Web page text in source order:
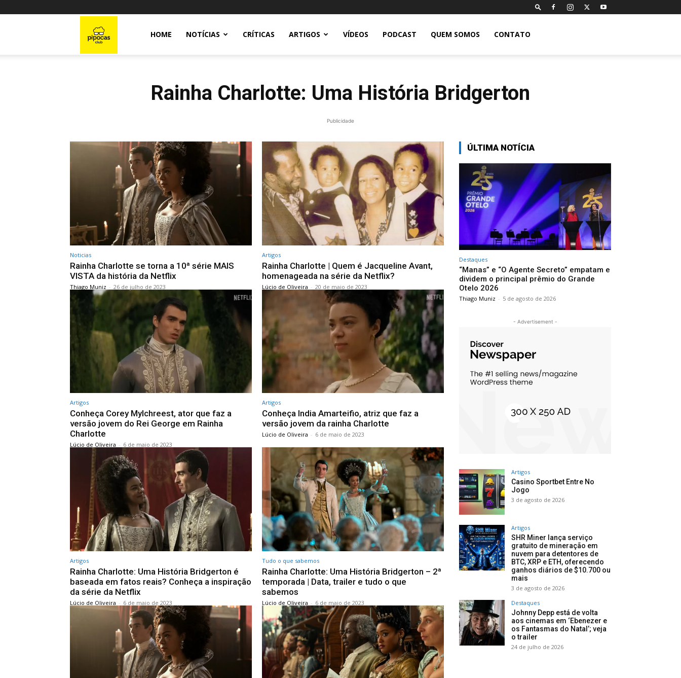
HOME NOTÍCIAS CRÍTICAS ARTIGOS VÍDEOS PODCAST QUEM SOMOS CONTATO
Rainha Charlotte: Uma História Bridgerton
Publicidade
Noticias
Rainha Charlotte se torna a 10ª série MAIS
VISTA da história da Netflix
Thiago Muniz - 26 de julho de 2023
Artigos
Rainha Charlotte | Quem é Jacqueline Avant,
homenageada na série da Netflix?
Lúcio de Oliveira - 20 de maio de 2023
Artigos
Conheça Corey Mylchreest, ator que faz a
versão jovem do Rei George em Rainha
Charlotte
Lúcio de Oliveira - 6 de maio de 2023
Artigos
Conheça India Amarteifio, atriz que faz a
versão jovem da rainha Charlotte
Lúcio de Oliveira - 6 de maio de 2023
Artigos
Rainha Charlotte: Uma História Bridgerton é
baseada em fatos reais? Conheça a inspiração
da série da Netflix
Lúcio de Oliveira - 6 de maio de 2023
Tudo o que sabemos
Rainha Charlotte: Uma História Bridgerton – 2ª
temporada | Data, trailer e tudo o que
sabemos
Lúcio de Oliveira - 6 de maio de 2023
ÚLTIMA NOTÍCIA
Destaques
“Manas” e “O Agente Secreto” empatam e
dividem o principal prêmio do Grande
Otelo 2026
Thiago Muniz - 5 de agosto de 2026
- Advertisement -
Artigos
Casino Sportbet Entre No
Jogo
3 de agosto de 2026
Artigos
SHR Miner lança serviço
gratuito de mineração em
nuvem para detentores de
BTC, XRP e ETH, oferecendo
ganhos diários de $10.700 ou
mais
3 de agosto de 2026
Destaques
Johnny Depp está de volta
aos cinemas em ‘Ebenezer e
os Fantasmas do Natal’; veja
o trailer
24 de julho de 2026